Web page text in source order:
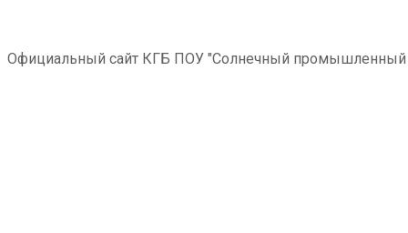
Официальный сайт КГБ ПОУ "Солнечный промышленный